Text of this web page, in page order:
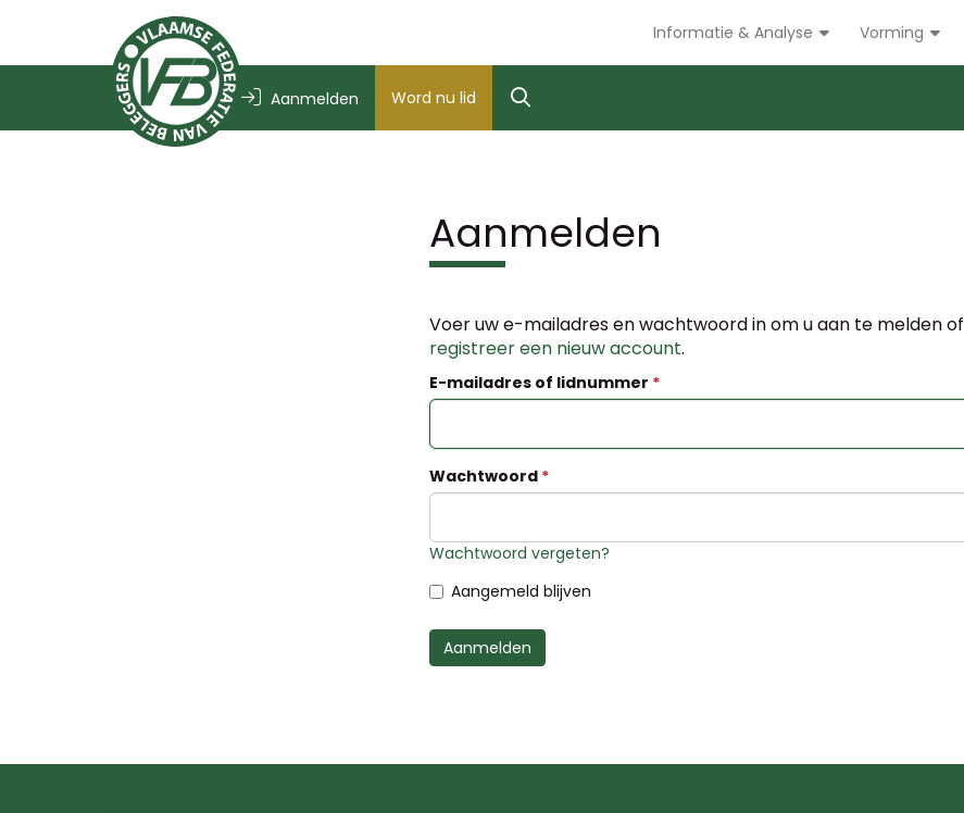
Informatie & Analyse Vorming
Aanmelden Word nu lid
Aanmelden
Voer uw e-mailadres en wachtwoord in om u aan te melden of
registreer een nieuw account.
E-mailadres of lidnummer
Wachtwoord
Wachtwoord vergeten?
Aangemeld blijven
Aanmelden